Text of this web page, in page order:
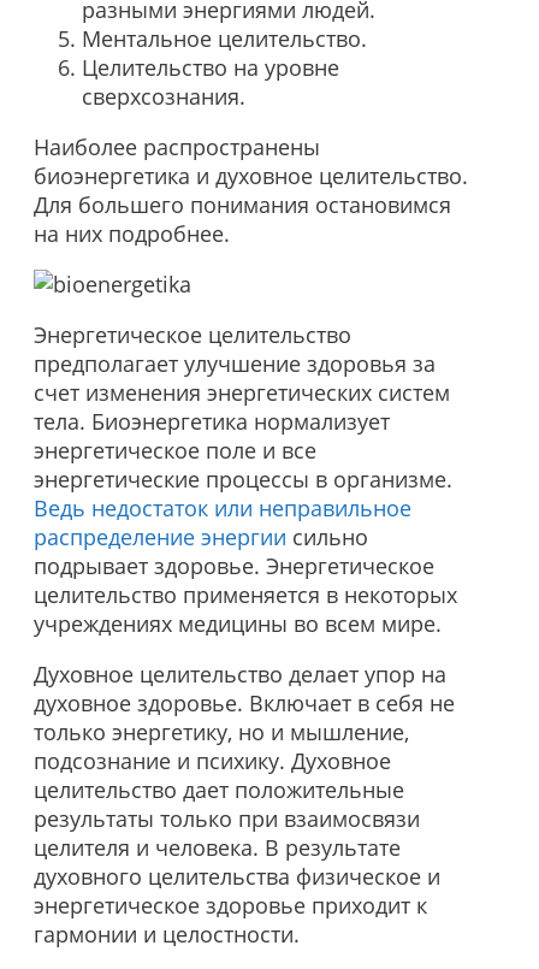
разными энергиями людей.
Ментальное целительство.
Целительство на уровне
сверхсознания.
Наиболее распространены
биоэнергетика и духовное целительство.
Для большего понимания остановимся
на них подробнее.
Энергетическое целительство
предполагает улучшение здоровья за
счет изменения энергетических систем
тела. Биоэнергетика нормализует
энергетическое поле и все
энергетические процессы в организме.
Ведь недостаток или неправильное
распределение энергии сильно
подрывает здоровье. Энергетическое
целительство применяется в некоторых
учреждениях медицины во всем мире.
Духовное целительство делает упор на
духовное здоровье. Включает в себя не
только энергетику, но и мышление,
подсознание и психику. Духовное
целительство дает положительные
результаты только при взаимосвязи
целителя и человека. В результате
духовного целительства физическое и
энергетическое здоровье приходит к
гармонии и целостности.